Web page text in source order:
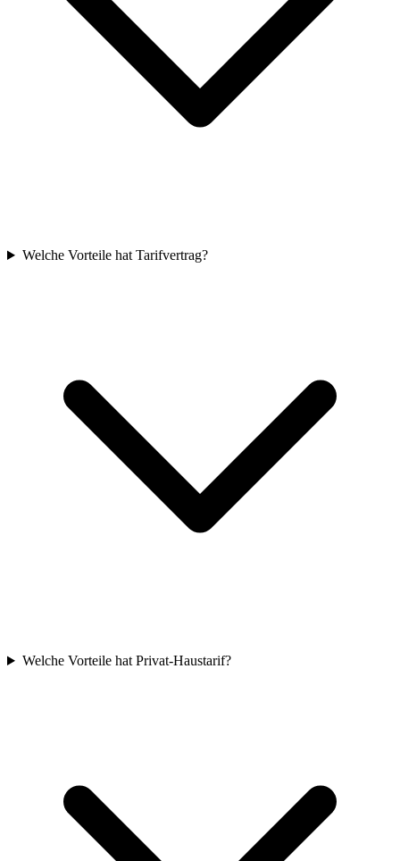
Welche Vorteile hat Tarifvertrag?
Welche Vorteile hat Privat-Haustarif?